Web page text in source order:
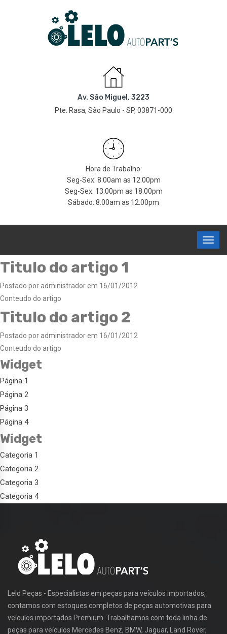
Av. São Miguel, 3223
Pte. Rasa, São Paulo - SP, 03871-000
Hora de Trabalho:
Seg-Sex: 8.00am as 12.00pm
Seg-Sex: 13.00pm as 18.00pm
Sábado: 8.00am as 12.00pm
Titulo do artigo 1
Postado por administrador em 16/01/2012
Conteudo do artigo
Titulo do artigo 2
Postado por administrador em 16/01/2012
Conteudo do artigo
Widget
Página 1
Página 2
Página 3
Página 4
Widget
Categoria 1
Categoria 2
Categoria 3
Categoria 4
Lelo Peças - Especialistas em peças para veículos importados,
contamos com estoques completos de peças automotivas para
veículos importados Premium. Trabalhamos com toda linha de
peças para veículos Mercedes Benz, BMW, Jaguar, Land Rover,